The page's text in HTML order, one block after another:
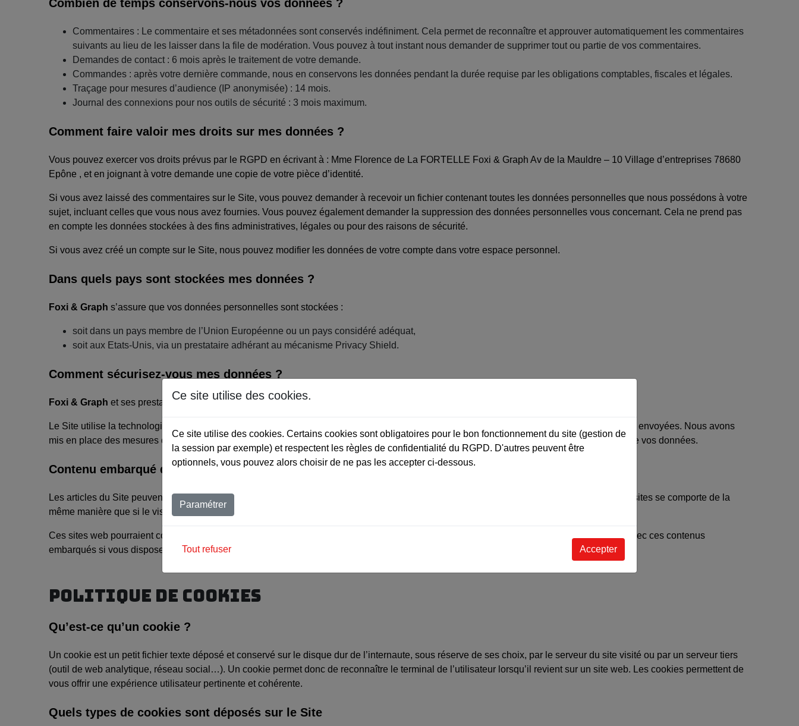
Combien de temps conservons-nous vos données ?
Commentaires : Le commentaire et ses métadonnées sont conservés indéfiniment. Cela permet de reconnaître et approuver automatiquement les commentaires
suivants au lieu de les laisser dans la file de modération. Vous pouvez à tout instant nous demander de supprimer tout ou partie de vos commentaires.
Demandes de contact : 6 mois après le traitement de votre demande.
Commandes : après votre dernière commande, nous en conservons les données pendant la durée requise par les obligations comptables, fiscales et légales.
Traçage pour mesures d’audience (IP anonymisée) : 14 mois.
Journal des connexions pour nos outils de sécurité : 3 mois maximum.
Comment faire valoir mes droits sur mes données ?
Vous pouvez exercer vos droits prévus par le RGPD en écrivant à : Mme Florence de La FORTELLE Foxi & Graph Av de la Mauldre – 10 Village d’entreprises 78680
Epône , et en joignant à votre demande une copie de votre pièce d’identité.
Si vous avez laissé des commentaires sur le Site, vous pouvez demander à recevoir un fichier contenant toutes les données personnelles que nous possédons à votre
sujet, incluant celles que vous nous avez fournies. Vous pouvez également demander la suppression des données personnelles vous concernant. Cela ne prend pas
en compte les données stockées à des fins administratives, légales ou pour des raisons de sécurité.
Si vous avez créé un compte sur le Site, nous pouvez modifier les données de votre compte dans votre espace personnel.
Dans quels pays sont stockées mes données ?
Foxi & Graph s’assure que vos données personnelles sont stockées :
soit dans un pays membre de l’Union Européenne ou un pays considéré adéquat,
soit aux Etats-Unis, via un prestataire adhérant au mécanisme Privacy Shield.
Comment sécurisez-vous mes données ?
Foxi & Graph et ses prestataires techniques accordent une importance primordiale à la protection de vos données personnelles.
Le Site utilise la technologie SSL (Secure Sockets Layer Software) qui crypte les informations que vous entrez avant qu’elles ne nous soient envoyées. Nous avons
mis en place des mesures de sécurité électroniques et organisationnelles en rapport avec la collecte, la conservation et la communication de vos données.
Contenu embarqué depuis d’autres sites
Les articles du Site peuvent inclure des contenus intégrés (par exemple des vidéos, images, articles…). Le contenu intégré depuis d’autres sites se comporte de la
même manière que si le visiteur se rendait sur cet autre site.
Ces sites web pourraient collecter des données sur vous, utiliser des cookies, embarquer des outils de suivis tiers, suivre vos interactions avec ces contenus
embarqués si vous disposez d’un compte connecté sur leur site web.
POLITIQUE DE COOKIES
Qu’est-ce qu’un cookie ?
Un cookie est un petit fichier texte déposé et conservé sur le disque dur de l’internaute, sous réserve de ses choix, par le serveur du site visité ou par un serveur tiers
(outil de web analytique, réseau social…). Un cookie permet donc de reconnaître le terminal de l’utilisateur lorsqu’il revient sur un site web. Les cookies permettent de
vous offrir une expérience utilisateur pertinente et cohérente.
Quels types de cookies sont déposés sur le Site
Ce site utilise des cookies.
Ce site utilise des cookies. Certains cookies sont obligatoires pour le bon fonctionnement du site (gestion de
la session par exemple) et respectent les règles de confidentialité du RGPD. D'autres peuvent être
optionnels, vous pouvez alors choisir de ne pas les accepter ci-dessous.
Paramétrer
Tout refuser Accepter